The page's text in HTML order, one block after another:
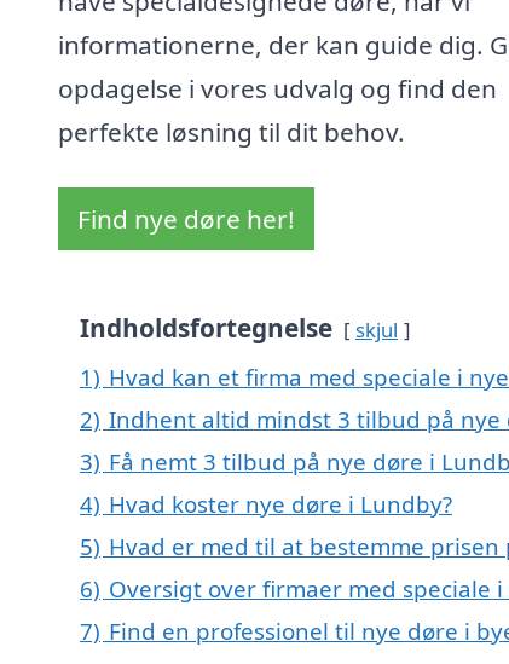
informationerne, der kan guide dig.
opdagelse i vores udvalg og find den
perfekte løsning til dit behov.
Find nye døre her!
Indholdsfortegnelse skjul
1) Hvad kan et firma med speciale i
2) Indhent altid mindst 3 tilbud på nye
3) Få nemt 3 tilbud på nye døre i
4) Hvad koster nye døre i Lundby?
5) Hvad er med til at bestemme prisen
6) Oversigt over firmaer med speciale
7) Find en professionel til nye døre i